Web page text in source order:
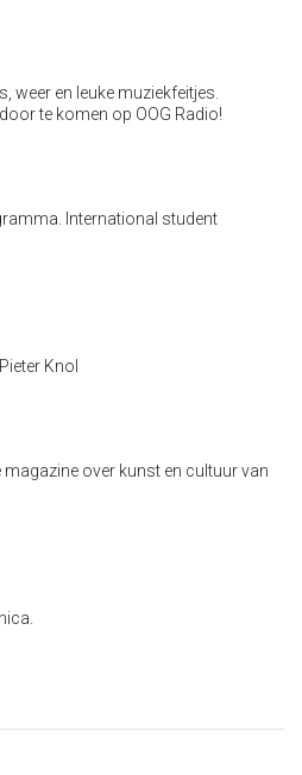
weer en leuke muziekfeitjes.
te komen op OOG Radio!
International student
Knol
over kunst en cultuur van